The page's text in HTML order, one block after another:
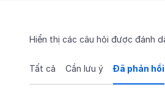
Hiển thị các câu hỏi được đánh
Tất cả Cần lưu ý Đã phản hồi